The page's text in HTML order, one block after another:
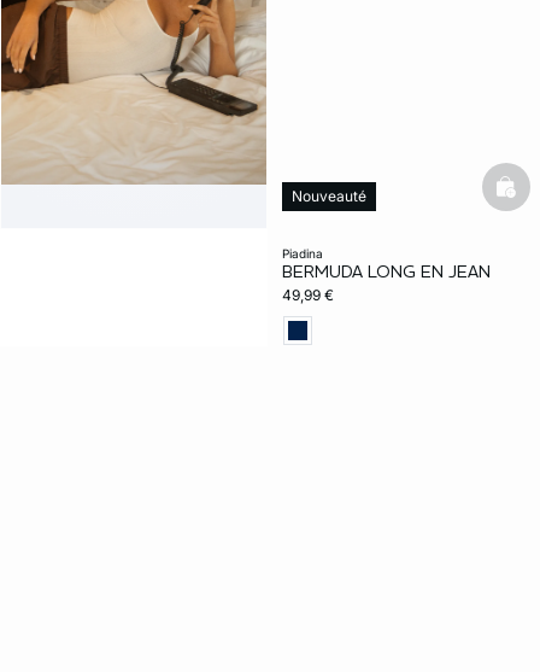
piadina
BERMUDA LONG EN JEAN
49,99 €
Nouveauté